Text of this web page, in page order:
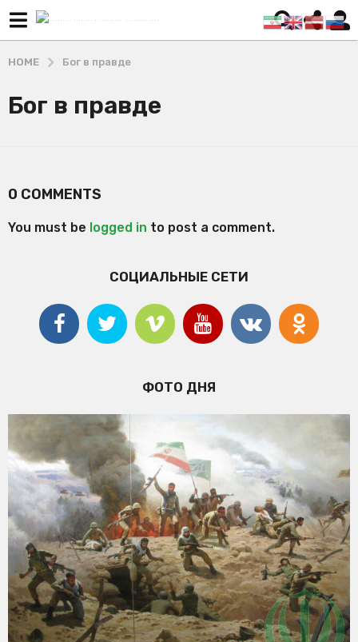
HOME Бог в правде
Бог в правде
0 COMMENTS
You must be logged in to post a comment.
СОЦИАЛЬНЫЕ СЕТИ
ФОТО ДНЯ